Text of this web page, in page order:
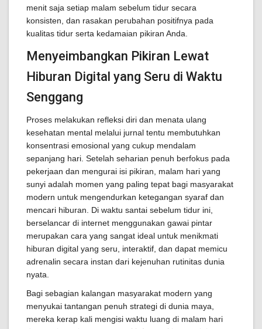
menit saja setiap malam sebelum tidur secara
konsisten, dan rasakan perubahan positifnya pada
kualitas tidur serta kedamaian pikiran Anda.
Menyeimbangkan Pikiran Lewat
Hiburan Digital yang Seru di Waktu
Senggang
Proses melakukan refleksi diri dan menata ulang
kesehatan mental melalui jurnal tentu membutuhkan
konsentrasi emosional yang cukup mendalam
sepanjang hari. Setelah seharian penuh berfokus pada
pekerjaan dan mengurai isi pikiran, malam hari yang
sunyi adalah momen yang paling tepat bagi masyarakat
modern untuk mengendurkan ketegangan syaraf dan
mencari hiburan. Di waktu santai sebelum tidur ini,
berselancar di internet menggunakan gawai pintar
merupakan cara yang sangat ideal untuk menikmati
hiburan digital yang seru, interaktif, dan dapat memicu
adrenalin secara instan dari kejenuhan rutinitas dunia
nyata.
Bagi sebagian kalangan masyarakat modern yang
menyukai tantangan penuh strategi di dunia maya,
mereka kerap kali mengisi waktu luang di malam hari